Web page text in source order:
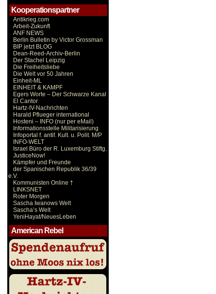
Kooperationspartner
Antikrieg.com
Arbeit-Zukunft
ANF NEWS
Berlin Bulletin by Victor Grossman
BIP jetzt BLOG
Dean-Reed-Archiv-Berlin
Der Stachel Leipzig
Die Freiheitsliebe
Die Welt vor 50 Jahren
Einheit-ML
EINHEIT & KAMPF
Egers Worte – Der Schwarze Kanal
El Cantor
Hartz-IV-Nachrichten
Harald Pflueger international
Hosteni – INFO (nur per eMail)
Informationsstelle Militarisierung
Infoportal f. antif. Kult. u. Polit. M/P
INFO-WELT
Israel Büro der R. Luxemburg Stiftg.
JusticeNow!
Kämpfer und Freunde
der Spanischen Republik 36/39
e.V.
Kommunisten Online †
LINKSNET
Roter Morgen
Sascha Iwanows Welt
Sascha’s Welt
YeniHayat/NeuesLeben
American Rebel